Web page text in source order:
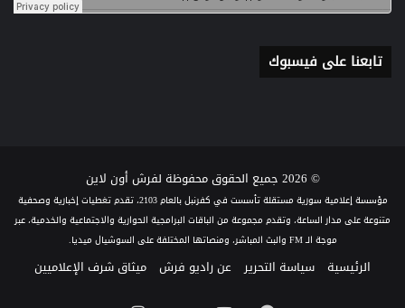
تابعنا على فيسبوك
© 2026 جميع الحقوق محفوظة لفرش أون لاين
مؤسسة إعلامية سورية مستقلة تأسست في كفرنبل بالعام 2103، تقدم تغطيات إخبارية وصحفية
متنوعة على مدار الساعة، وتقدم مجموعة من الباقات البرامجية الحوارية والاجتماعية والخدمية، عبر
موجة الـ FM والبث المباشر، ومنصاتها المختلفة على السوشيال ميديا.
الرئيسية سياسة التحرير عن راديو فرش ميثاق شرف الإعلاميين